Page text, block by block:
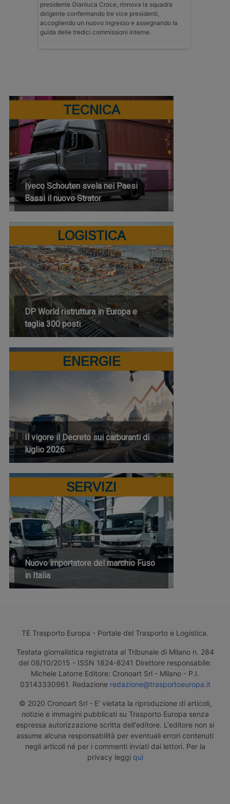
presidente Gianluca Croce, rinnova la squadra
dirigente confermando tre vice presidenti,
accogliendo un nuovo ingresso e assegnando la
guida delle tredici commissioni interne.
TECNICA
Iveco Schouten svela nei Paesi
Bassi il nuovo Strator
LOGISTICA
DP World ristruttura in Europa e
taglia 300 posti
ENERGIE
Il vigore il Decreto sui carburanti di
luglio 2026
SERVIZI
Nuovo importatore del marchio Fuso
in Italia
TE Trasporto Europa - Portale del Trasporto e Logistica.
Testata giornalistica registrata al Tribunale di Milano n. 284
del 08/10/2015 - ISSN 1824-8241 Direttore responsabile:
Michele Latorre Editore: Cronoart Srl - Milano - P.I.
03143330961. Redazione redazione@trasportoeuropa.it
© 2020 Cronoart Srl - E' vietata la riproduzione di articoli,
notizie e immagini pubblicati su Trasporto Europa senza
espressa autorizzazione scritta dell'editore. L'editore non si
assume alcuna responsabilità per eventuali errori contenuti
negli articoli né per i commenti inviati dai lettori. Per la
privacy leggi qui